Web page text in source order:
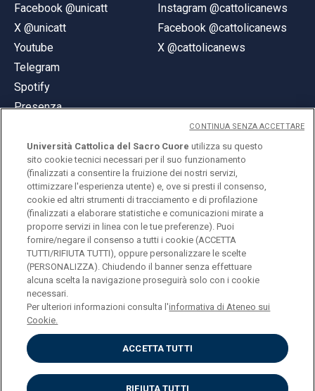
Facebook @unicatt
X @unicatt
Youtube
Telegram
Spotify
Presenza
Instagram @cattolicanews
Facebook @cattolicanews
X @cattolicanews
© Università Cattolica del Sacro Cuore
Largo A. Gemelli 1, 20123 Milano
PI 02133120150
ENGLISH
Privacy
Accessibilità
Cookies
Università Cattolica del Sacro Cuore utilizza su questo
sito cookie tecnici necessari per il suo funzionamento
(finalizzati a consentire la fruizione dei nostri servizi,
ottimizzare l'esperienza utente) e, ove si presti il consenso,
cookie ed altri strumenti di tracciamento e di profilazione
(finalizzati a elaborare statistiche e comunicazioni mirate a
proporre servizi in linea con le tue preferenze). Puoi
fornire/negare il consenso a tutti i cookie (ACCETTA
TUTTI/RIFIUTA TUTTI), oppure personalizzare le scelte
(PERSONALIZZA). Chiudendo il banner senza effettuare
alcuna scelta la navigazione proseguirà solo con i cookie
necessari.
Per ulteriori informazioni consulta l'informativa di Ateneo sui
Cookie.
ACCETTA TUTTI
RIFIUTA TUTTI
CONTINUA SENZA ACCETTARE